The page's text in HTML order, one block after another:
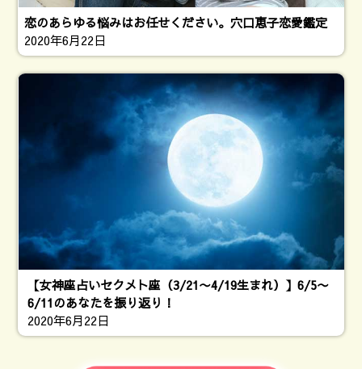
恋のあらゆる悩みはお任せください。穴口恵子恋愛鑑定
2020年6月22日
【女神座占いセクメト座（3/21〜4/19生まれ）】6/5〜
6/11のあなたを振り返り！
2020年6月22日